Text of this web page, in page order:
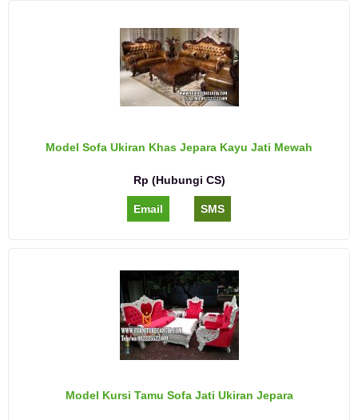
Model Sofa Ukiran Khas Jepara Kayu Jati Mewah
Rp (Hubungi CS)
Email SMS
Model Kursi Tamu Sofa Jati Ukiran Jepara